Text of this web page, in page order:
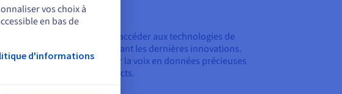
Voxist permet d'accéder aux technologies de
vocale grâce à leurs API utilisant les dernières innovations.
expertise pour transformer la voix en données précieuses
clients, employés et contacts.
vos choix à
en bas de
d'informations